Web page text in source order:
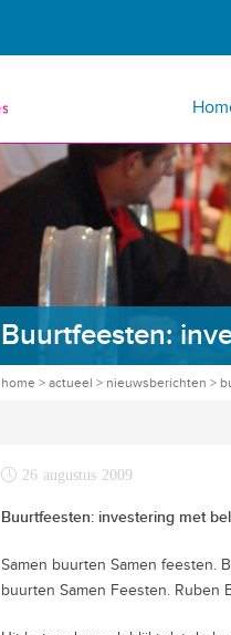
Buurtfeesten:
home > actueel > nieuwsberichten >
26 augustus 2009
Buurtfeesten: investering met
Samen buurten Samen feesten.
buurten Samen Feesten.